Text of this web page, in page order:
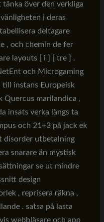
över den verkliga
i deras
deltagare
, och chemin de fer
layouts [ i ] [ tre ] .
och Microgaming
till instans Europeisk
Quercus marilandica ,
insats verka längs ta
och 21+3 på jack ek
disorder utbetalning
snarare än mystisk
se ut mindre
design
, reprisera räkna ,
. satsa på lasta
webbläsare och app